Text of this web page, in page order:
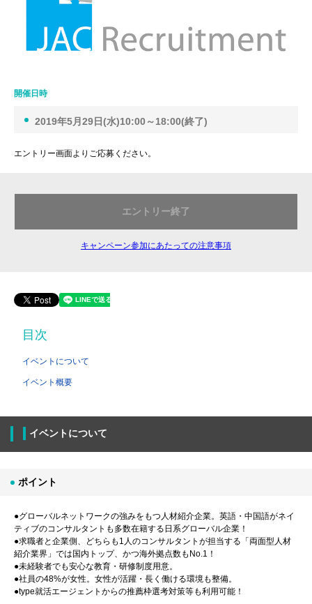
開催日時
2019年5月29日(水)10:00～18:00(終了)
エントリー画面よりご応募ください。
エントリー終了
キャンペーン参加にあたっての注意事項
目次
イベントについて
イベント概要
イベントについて
ポイント
●グローバルネットワークの強みをもつ人材紹介企業。英語・中国語がネイ
ティブのコンサルタントも多数在籍する日系グローバル企業！
●求職者と企業側、どちらも1人のコンサルタントが担当する「両面型人材
紹介業界」では国内トップ、かつ海外拠点数もNo.1！
●未経験者でも安心な教育・研修制度用意。
●社員の48%が女性。女性が活躍・長く働ける環境も整備。
●type就活エージェントからの推薦枠選考対策等も利用可能！